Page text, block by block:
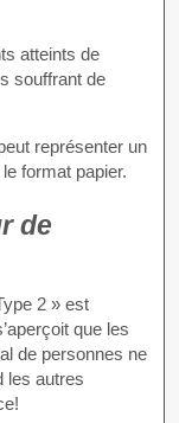
atteints de
souffrant de
représenter un
format papier.
de
2 » est
que les
de personnes ne
les autres